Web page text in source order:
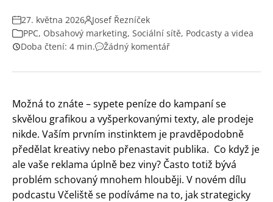
27. května 2026
Josef Řezníček
PPC, Obsahový marketing,Sociální sítě, Podcasty a videa
Doba čtení: 4 min.
Žádný komentář
Možná to znáte – sypete peníze do kampaní se
skvělou grafikou a vyšperkovanými texty, ale prodeje
nikde. Vaším prvním instinktem je pravděpodobně
předělat kreativy nebo přenastavit publika. Co když je
ale vaše reklama úplně bez viny? Často totiž bývá
problém schovaný mnohem hlouběji. V novém dílu
podcastu Včeliště se podíváme na to, jak strategicky